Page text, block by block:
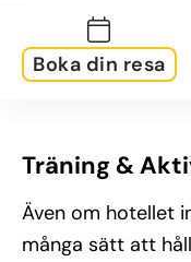
Boka din resa
Träning &
Även om hotellet
många sätt att